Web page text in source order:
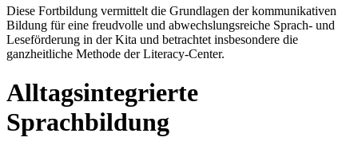
Diese Fortbildung vermittelt die Grundlagen der kommunikativen
Bildung für eine freudvolle und abwechslungsreiche Sprach- und
Leseförderung in der Kita und betrachtet insbesondere die
ganzheitliche Methode der Literacy-Center.
Alltagsintegrierte
Sprachbildung